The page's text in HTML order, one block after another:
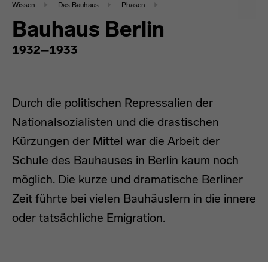
Wissen Das Bauhaus Phasen
Bauhaus Berlin
1932–1933​​​​​​​
Durch die politischen Repressalien der
Nationalsozialisten und die drastischen
Kürzungen der Mittel war die Arbeit der
Schule des Bauhauses in Berlin kaum noch
möglich. Die kurze und dramatische Berliner
Zeit führte bei vielen Bauhäuslern in die innere
oder tatsächliche Emigration.